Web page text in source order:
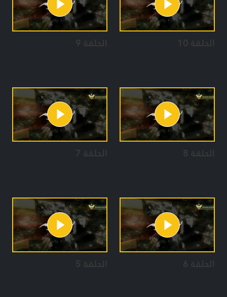
الحلقة 10 الحلقة 9
الحلقة 8 الحلقة 7
الحلقة 6 الحلقة 5